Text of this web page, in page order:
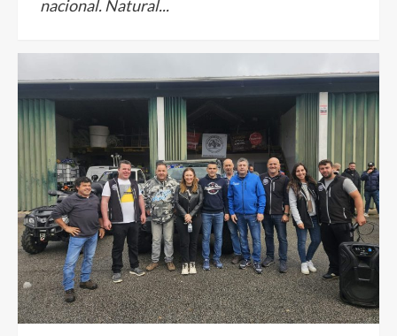
nacional. Natural...